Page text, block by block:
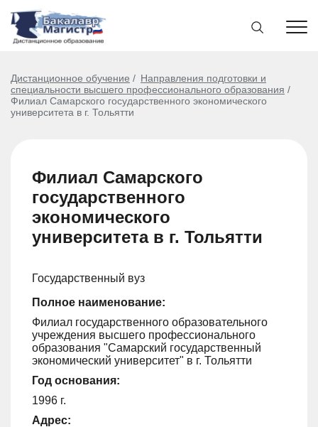
Дистанционное обучение
Направления подготовки и
специальности высшего профессионального образования
Филиал Самарского государственного экономического
университета в г. Тольятти
Филиал Самарского
государственного
экономического
университета в г. Тольятти
Государственный вуз
Полное наименование:
Филиал государственного образовательного
учреждения высшего профессионального
образования "Самарский государственный
экономический университет" в г. Тольятти
Год основания:
1996 г.
Адрес: